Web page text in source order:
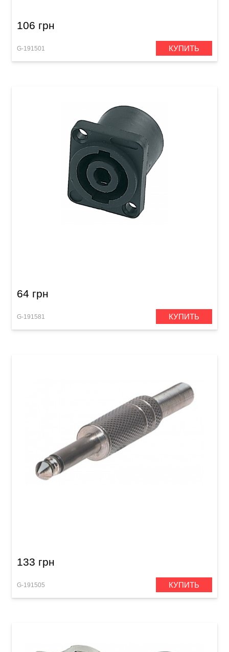
106 грн
G-191501 КУПИТЬ
64 грн
G-191581 КУПИТЬ
133 грн
G-191505 КУПИТЬ